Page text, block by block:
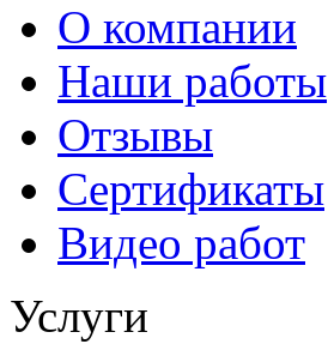
О компании
Наши работы
Отзывы
Сертификаты
Видео работ
Услуги